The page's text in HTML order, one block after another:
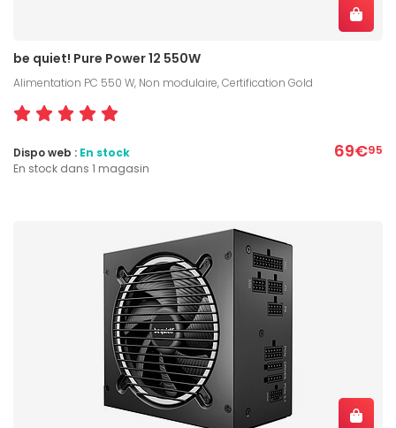
be quiet! Pure Power 12 550W
Alimentation PC 550 W, Non modulaire, Certification Gold
69€95
Dispo web : En stock
En stock dans 1 magasin